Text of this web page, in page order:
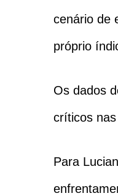
cenário de
próprio
Os dados
críticos
Para